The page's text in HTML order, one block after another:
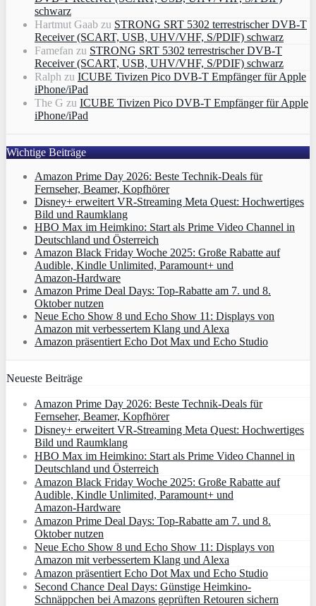
schwarz
Hartmut Gaab zu STRONG SRT 5302 terrestrischer DVB-T
Receiver (SCART, USB, UHV/VHF, S/PDIF) schwarz
Famefan zu STRONG SRT 5302 terrestrischer DVB-T
Receiver (SCART, USB, UHV/VHF, S/PDIF) schwarz
Ralph zu ICUBE Tivizen Pico DVB-T Empfänger für Apple
iPhone/iPad
The G zu ICUBE Tivizen Pico DVB-T Empfänger für Apple
iPhone/iPad
Wichtige Beiträge
Amazon Prime Day 2026: Beste Technik-Deals für
Fernseher, Beamer, Kopfhörer
Disney+ erweitert VR‑Streaming Meta Quest: Hochwertiges
Bild und Raumklang
HBO Max im Heimkino: Start als Prime Video Channel in
Deutschland und Österreich
Amazon Black Friday Woche 2025: Große Rabatte auf
Audible, Kindle Unlimited, Paramount+ und
Amazon‑Hardware
Amazon Prime Deal Days: Top-Rabatte am 7. und 8.
Oktober nutzen
Neue Echo Show 8 und Echo Show 11: Displays von
Amazon mit verbessertem Klang und Alexa
Amazon präsentiert Echo Dot Max und Echo Studio
Neueste Beiträge
Amazon Prime Day 2026: Beste Technik-Deals für
Fernseher, Beamer, Kopfhörer
Disney+ erweitert VR‑Streaming Meta Quest: Hochwertiges
Bild und Raumklang
HBO Max im Heimkino: Start als Prime Video Channel in
Deutschland und Österreich
Amazon Black Friday Woche 2025: Große Rabatte auf
Audible, Kindle Unlimited, Paramount+ und
Amazon‑Hardware
Amazon Prime Deal Days: Top-Rabatte am 7. und 8.
Oktober nutzen
Neue Echo Show 8 und Echo Show 11: Displays von
Amazon mit verbessertem Klang und Alexa
Amazon präsentiert Echo Dot Max und Echo Studio
Second Chance Deal Days: Günstige Heimkino-
Schnäppchen bei Amazons geprüften Retouren sichern